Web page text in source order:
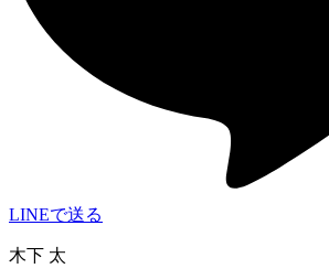
LINEで送る
木下 太